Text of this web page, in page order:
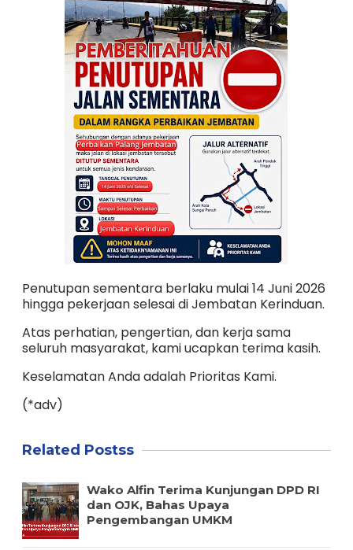
Penutupan sementara berlaku mulai 14 Juni 2026
hingga pekerjaan selesai di Jembatan Kerinduan.
Atas perhatian, pengertian, dan kerja sama
seluruh masyarakat, kami ucapkan terima kasih.
Keselamatan Anda adalah Prioritas Kami.
(*adv)
Related Postss
Wako Alfin Terima Kunjungan DPD RI
dan OJK, Bahas Upaya
Pengembangan UMKM